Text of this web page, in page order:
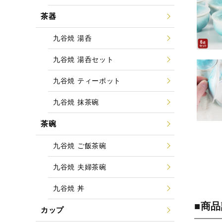
■商
茶器
九谷焼 湯呑
九谷焼 湯呑セット
九谷焼 ティーポット
九谷焼 抹茶碗
茶碗
九谷焼 ご飯茶碗
九谷焼 夫婦茶碗
九谷焼 丼
カップ